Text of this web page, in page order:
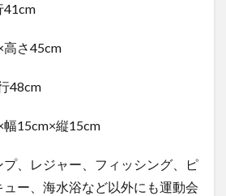
41cm
高さ45cm
48cm
幅15cm×縦15cm
、レジャー、フィッシング、ピ
ー、海水浴など以外にも運動会